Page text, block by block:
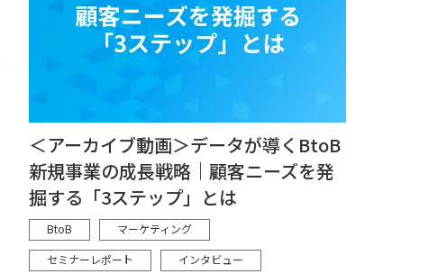
＜アーカイブ動画＞データが導くBtoB
新規事業の成長戦略｜顧客ニーズを発
掘する「3ステップ」とは
BtoB
マーケティング
セミナーレポート
インタビュー